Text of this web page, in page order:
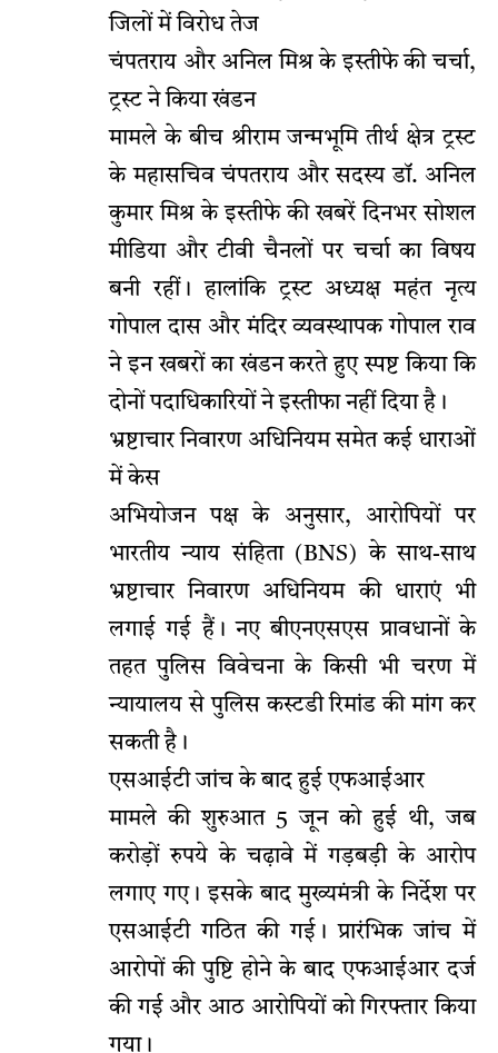
जिलों में विरोध तेज
चंपतराय और अनिल मिश्र के इस्तीफे की चर्चा,
ट्रस्ट ने किया खंडन
मामले के बीच श्रीराम जन्मभूमि तीर्थ क्षेत्र ट्रस्ट
के महासचिव चंपतराय और सदस्य डॉ. अनिल
कुमार मिश्र के इस्तीफे की खबरें दिनभर सोशल
मीडिया और टीवी चैनलों पर चर्चा का विषय
बनी रहीं। हालांकि ट्रस्ट अध्यक्ष महंत नृत्य
गोपाल दास और मंदिर व्यवस्थापक गोपाल राव
ने इन खबरों का खंडन करते हुए स्पष्ट किया कि
दोनों पदाधिकारियों ने इस्तीफा नहीं दिया है।
भ्रष्टाचार निवारण अधिनियम समेत कई धाराओं
में केस
अभियोजन पक्ष के अनुसार, आरोपियों पर
भारतीय न्याय संहिता (BNS) के साथ-साथ
भ्रष्टाचार निवारण अधिनियम की धाराएं भी
लगाई गई हैं। नए बीएनएसएस प्रावधानों के
तहत पुलिस विवेचना के किसी भी चरण में
न्यायालय से पुलिस कस्टडी रिमांड की मांग कर
सकती है।
एसआईटी जांच के बाद हुई एफआईआर
मामले की शुरुआत 5 जून को हुई थी, जब
करोड़ों रुपये के चढ़ावे में गड़बड़ी के आरोप
लगाए गए। इसके बाद मुख्यमंत्री के निर्देश पर
एसआईटी गठित की गई। प्रारंभिक जांच में
आरोपों की पुष्टि होने के बाद एफआईआर दर्ज
की गई और आठ आरोपियों को गिरफ्तार किया
गया।